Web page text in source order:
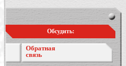
Обсудить:
Обратная
связь